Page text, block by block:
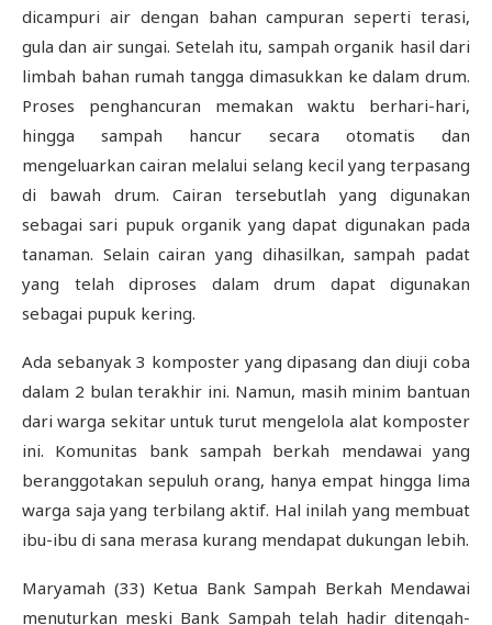
dicampuri air dengan bahan campuran seperti terasi,
gula dan air sungai. Setelah itu, sampah organik hasil dari
limbah bahan rumah tangga dimasukkan ke dalam drum.
Proses penghancuran memakan waktu berhari-hari,
hingga sampah hancur secara otomatis dan
mengeluarkan cairan melalui selang kecil yang terpasang
di bawah drum. Cairan tersebutlah yang digunakan
sebagai sari pupuk organik yang dapat digunakan pada
tanaman. Selain cairan yang dihasilkan, sampah padat
yang telah diproses dalam drum dapat digunakan
sebagai pupuk kering.
Ada sebanyak 3 komposter yang dipasang dan diuji coba
dalam 2 bulan terakhir ini. Namun, masih minim bantuan
dari warga sekitar untuk turut mengelola alat komposter
ini. Komunitas bank sampah berkah mendawai yang
beranggotakan sepuluh orang, hanya empat hingga lima
warga saja yang terbilang aktif. Hal inilah yang membuat
ibu-ibu di sana merasa kurang mendapat dukungan lebih.
Maryamah (33) Ketua Bank Sampah Berkah Mendawai
menuturkan meski Bank Sampah telah hadir ditengah-